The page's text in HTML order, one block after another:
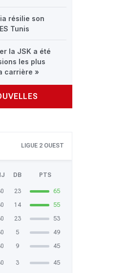
résilie son
Tunis
la JSK a été
les plus
carrière »
LIGUE 2 OUEST
DB PTS
23
65
14
55
23
53
5
49
9 45
3 45